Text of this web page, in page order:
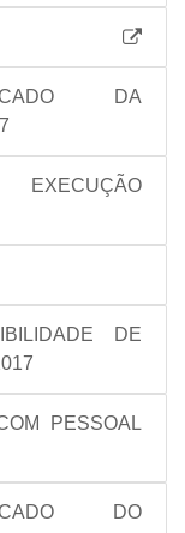
DA
EXECUÇÃO
DE
PESSOAL
DO